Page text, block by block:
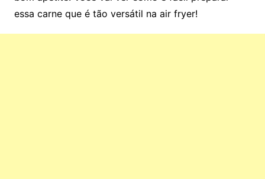
essa carne que é tão versátil na air fryer!